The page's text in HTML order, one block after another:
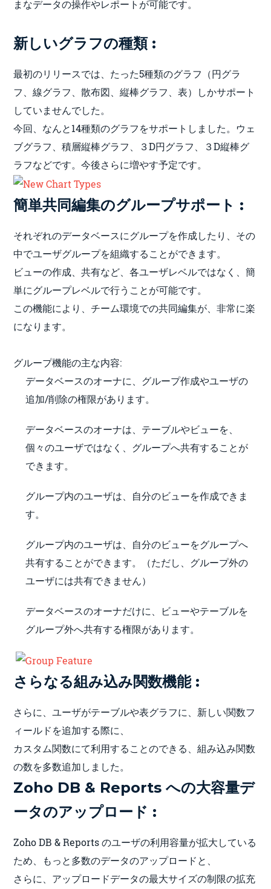
まなデータの操作やレポートが可能です。
新しいグラフの種類 :
最初のリリースでは、たった5種類のグラフ（円グラ
フ、線グラフ、散布図、縦棒グラフ、表）しかサポート
していませんでした。
今回、なんと14種類のグラフをサポートしました。ウェ
ブグラフ、積層縦棒グラフ、３D円グラフ、３D縦棒グ
ラフなどです。今後さらに増やす予定です。
簡単共同編集のグループサポート :
それぞれのデータベースにグループを作成したり、その
中でユーザグループを組織することができます。
ビューの作成、共有など、各ユーザレベルではなく、簡
単にグループレベルで行うことが可能です。
この機能により、チーム環境での共同編集が、非常に楽
になります。
グループ機能の主な内容:
データベースのオーナに、グループ作成やユーザの
追加/削除の権限があります。
データベースのオーナは、テーブルやビューを、
個々のユーザではなく、グループへ共有することが
できます。
グループ内のユーザは、自分のビューを作成できま
す。
グループ内のユーザは、自分のビューをグループへ
共有することができます。（ただし、グループ外の
ユーザには共有できません）
データベースのオーナだけに、ビューやテーブルを
グループ外へ共有する権限があります。
さらなる組み込み関数機能 :
さらに、ユーザがテーブルや表グラフに、新しい関数フ
ィールドを追加する際に、
カスタム関数にて利用することのできる、組み込み関数
の数を多数追加しました。
Zoho DB & Reports への大容量デ
ータのアップロード :
Zoho DB & Reports のユーザの利用容量が拡大している
ため、もっと多数のデータのアップロードと、
さらに、アップロードデータの最大サイズの制限の拡充